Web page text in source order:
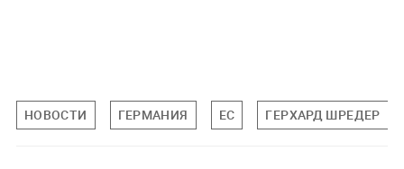
НОВОСТИ ГЕРМАНИЯ ЕС ГЕРХАРД ШРЕДЕР